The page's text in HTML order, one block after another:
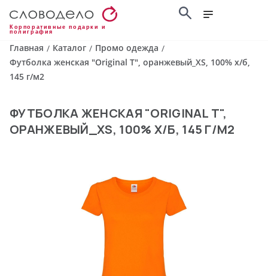
Корпоративные подарки и
полиграфия
Главная / Каталог / Промо одежда /
Футболка женская "Original T", оранжевый_XS, 100% х/б,
145 г/м2
ФУТБОЛКА ЖЕНСКАЯ "ORIGINAL T",
ОРАНЖЕВЫЙ_XS, 100% Х/Б, 145 Г/М2